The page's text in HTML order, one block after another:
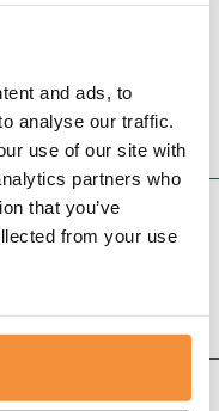
and ads, to
analyse our traffic.
use of our site with
partners who
that you’ve
from your use
met dit grote verlies voor
tijd